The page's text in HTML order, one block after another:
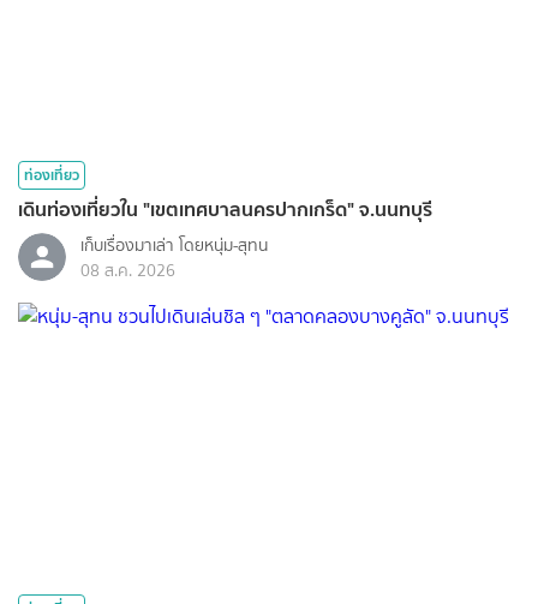
ท่องเที่ยว
เดินท่องเที่ยวใน "เขตเทศบาลนครปากเกร็ด" จ.นนทบุรี
เก็บเรื่องมาเล่า โดยหนุ่ม-สุทน
08 ส.ค. 2026